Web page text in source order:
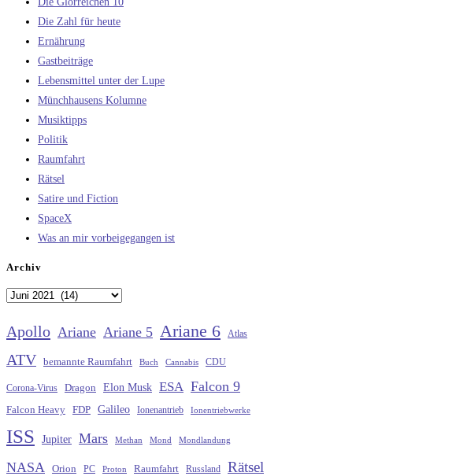
Die Zahl für heute
Ernährung
Gastbeiträge
Lebensmittel unter der Lupe
Münchhausens Kolumne
Musiktipps
Politik
Raumfahrt
Rätsel
Satire und Fiction
SpaceX
Was an mir vorbeigegangen ist
Archiv
Archiv
Apollo Ariane Ariane 5 Ariane 6 Atlas
ATV bemannte Raumfahrt Buch Cannabis CDU
Corona-Virus Dragon Elon Musk ESA Falcon 9
Falcon Heavy FDP Galileo Ionenantrieb Ionentriebwerke
ISS Jupiter Mars Methan Mond Mondlandung
NASA Orion PC Proton Raumfahrt Russland Rätsel